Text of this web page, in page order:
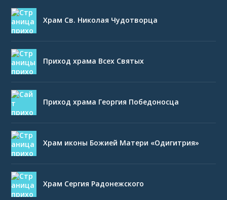
Храм Св. Николая Чудотворца
Приход храма Всех Святых
Приход храма Георгия Победоносца
Храм иконы Божией Матери «Одигитрия»
Храм Сергия Радонежского